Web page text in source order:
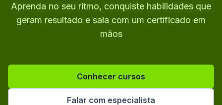
Aprenda no seu ritmo, conquiste habilidades que
geram resultado e saia com um certificado em
mãos
Conhecer cursos
Falar com especialista